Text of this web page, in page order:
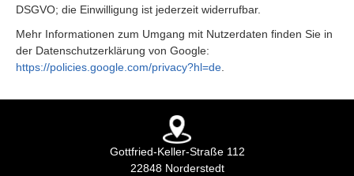
DSGVO; die Einwilligung ist jederzeit widerrufbar.
Mehr Informationen zum Umgang mit Nutzerdaten finden Sie in
der Datenschutzerklärung von Google:
https://policies.google.com/privacy?hl=de
Gottfried-Keller-Straße 112
22848 Norderstedt